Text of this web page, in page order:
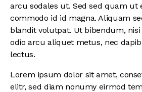
arcu sodales ut. Sed sed quam ut
commodo id id magna. Aliquam
blandit volutpat. Ut bibendum,
odio arcu aliquet metus, nec
lectus.
Lorem ipsum dolor sit amet,
elitr, sed diam nonumy eirmod